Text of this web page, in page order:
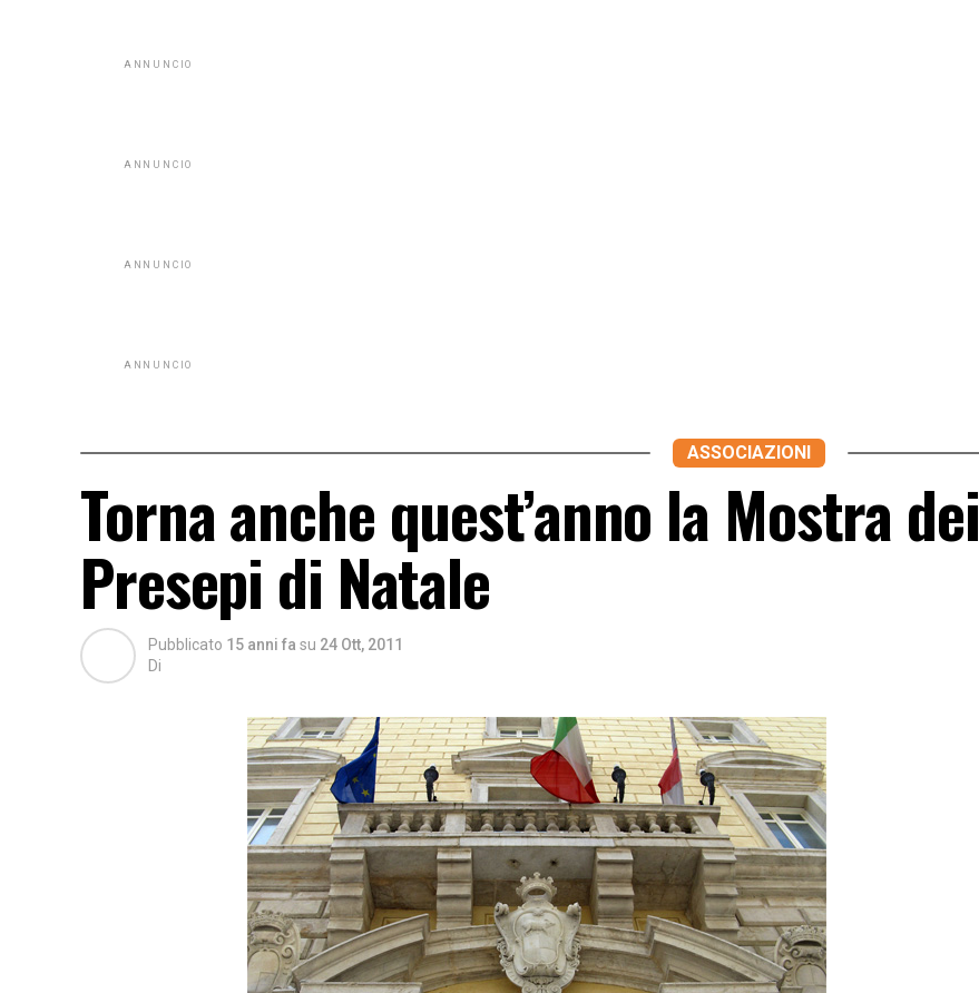
ANNUNCIO
ANNUNCIO
ANNUNCIO
ANNUNCIO
ASSOCIAZIONI
Torna anche quest’anno la Mostra dei
Presepi di Natale
Pubblicato 15 anni fa su 24 Ott, 2011
Di